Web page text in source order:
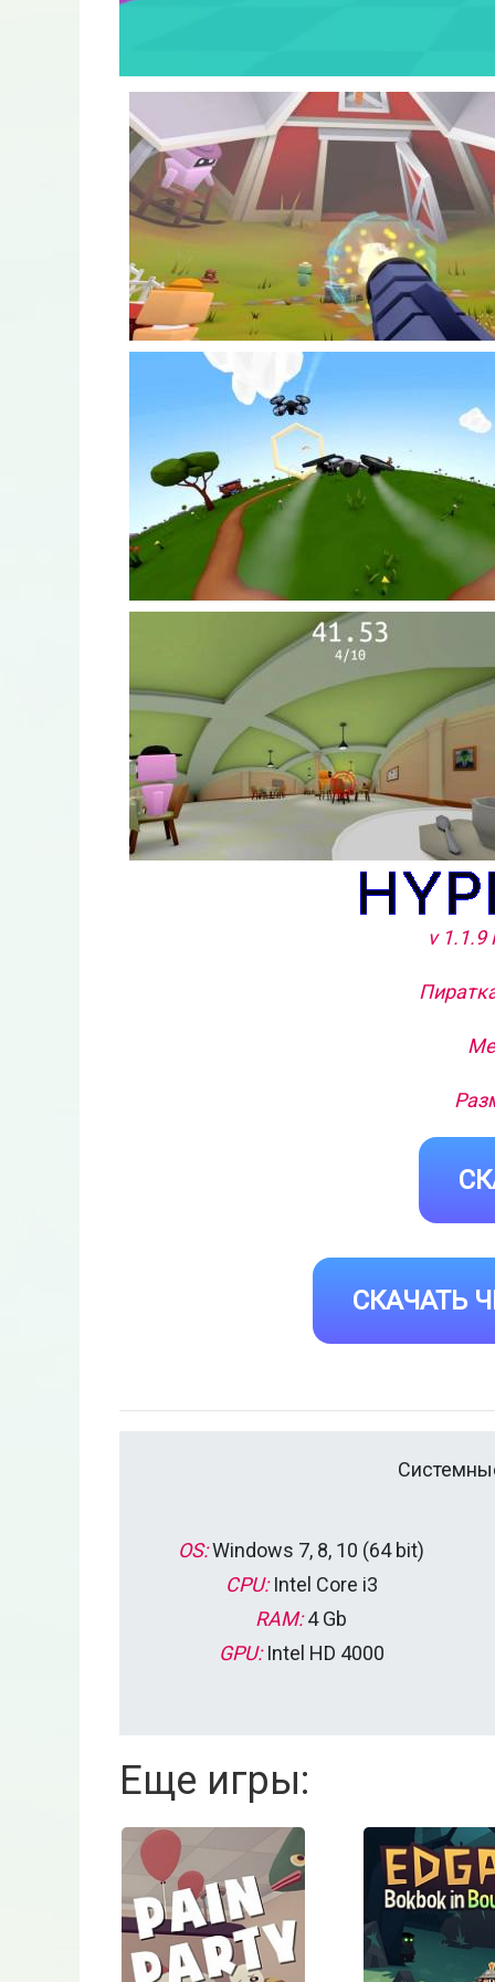
v 1.1.9
СКАЧАТЬ
OS:Windows 7, 8, 10 (64 bit)
CPU:Intel Core i3
RAM:4 Gb
GPU:Intel HD 4000
Еще игры: